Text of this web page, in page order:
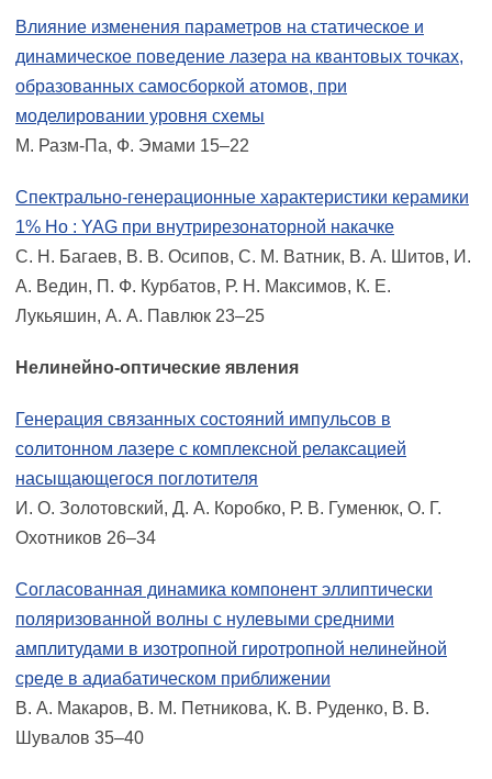
Влияние изменения параметров на статическое и
динамическое поведение лазера на квантовых точках,
образованных самосборкой атомов, при
моделировании уровня схемы
М. Разм-Па, Ф. Эмами 15–22
Спектрально-генерационные характеристики керамики
1% Ho : YAG при внутрирезонаторной накачке
С. Н. Багаев, В. В. Осипов, С. М. Ватник, В. А. Шитов, И.
А. Ведин, П. Ф. Курбатов, Р. Н. Максимов, К. Е.
Лукьяшин, А. А. Павлюк 23–25
Нелинейно-оптические явления
Генерация связанных состояний импульсов в
солитонном лазере с комплексной релаксацией
насыщающегося поглотителя
И. О. Золотовский, Д. А. Коробко, Р. В. Гуменюк, О. Г.
Охотников 26–34
Согласованная динамика компонент эллиптически
поляризованной волны с нулевыми средними
амплитудами в изотропной гиротропной нелинейной
среде в адиабатическом приближении
В. А. Макаров, В. М. Петникова, К. В. Руденко, В. В.
Шувалов 35–40